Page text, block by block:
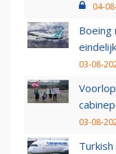
04-
Boeing
03-08-
03-08-